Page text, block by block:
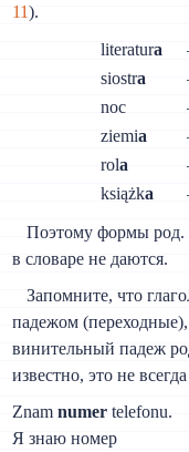
11).
literatura
siostra
noc
ziemia
rola
książka
Поэтому формы род.
в словаре не даются.
Запомните, что
падежом
винительный падеж
известно, это не
Znamnumer telefonu.
Я знаю номер